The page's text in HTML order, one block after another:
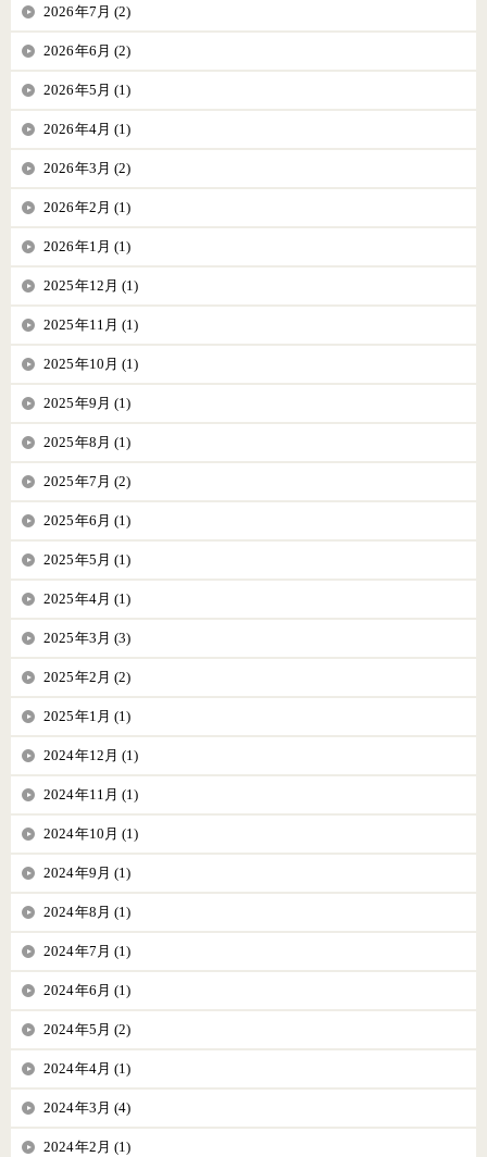
2026年7月 (2)
2026年6月 (2)
2026年5月 (1)
2026年4月 (1)
2026年3月 (2)
2026年2月 (1)
2026年1月 (1)
2025年12月 (1)
2025年11月 (1)
2025年10月 (1)
2025年9月 (1)
2025年8月 (1)
2025年7月 (2)
2025年6月 (1)
2025年5月 (1)
2025年4月 (1)
2025年3月 (3)
2025年2月 (2)
2025年1月 (1)
2024年12月 (1)
2024年11月 (1)
2024年10月 (1)
2024年9月 (1)
2024年8月 (1)
2024年7月 (1)
2024年6月 (1)
2024年5月 (2)
2024年4月 (1)
2024年3月 (4)
2024年2月 (1)